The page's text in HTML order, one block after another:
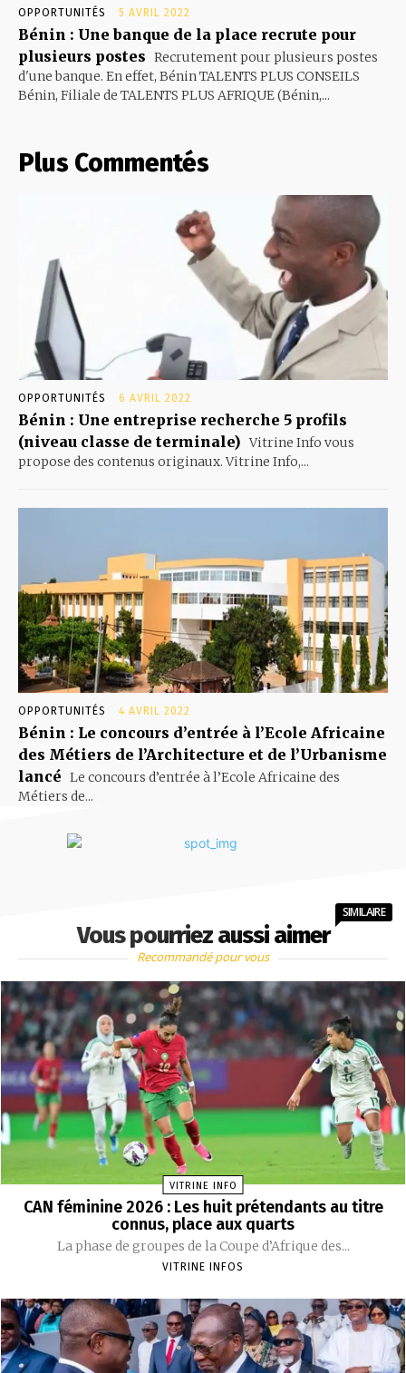
OPPORTUNITÉS 5 AVRIL 2022
Bénin : Une banque de la place recrute pour
plusieurs postes Recrutement pour plusieurs postes
d'une banque. En effet, Bénin TALENTS PLUS CONSEILS
Bénin, Filiale de TALENTS PLUS AFRIQUE (Bénin,...
Plus Commentés
OPPORTUNITÉS 6 AVRIL 2022
Bénin : Une entreprise recherche 5 profils
(niveau classe de terminale) Vitrine Info vous
propose des contenus originaux. Vitrine Info,...
OPPORTUNITÉS 4 AVRIL 2022
Bénin : Le concours d’entrée à l’Ecole Africaine
des Métiers de l’Architecture et de l’Urbanisme
lancé Le concours d’entrée à l’Ecole Africaine des
Métiers de...
Vous pourriez aussi aimer
SIMILAIRE
Recommandé pour vous
VITRINE INFO
CAN féminine 2026 : Les huit prétendants au titre
connus, place aux quarts
La phase de groupes de la Coupe d’Afrique des...
VITRINE INFOS